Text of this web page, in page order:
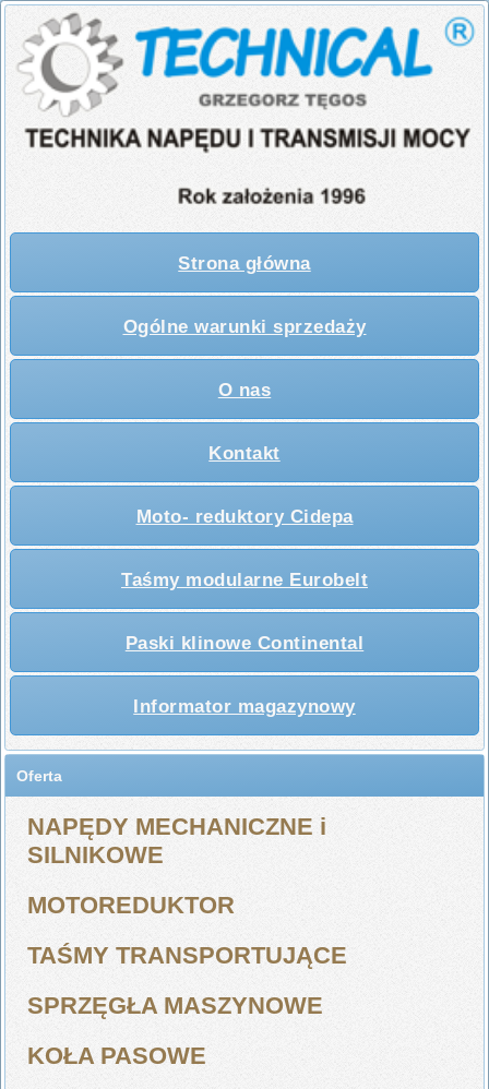
Strona główna
Ogólne warunki sprzedaży
O nas
Kontakt
Moto- reduktory Cidepa
Taśmy modularne Eurobelt
Paski klinowe Continental
Informator magazynowy
Oferta
NAPĘDY MECHANICZNE i
SILNIKOWE
MOTOREDUKTOR
TAŚMY TRANSPORTUJĄCE
SPRZĘGŁA MASZYNOWE
KOŁA PASOWE